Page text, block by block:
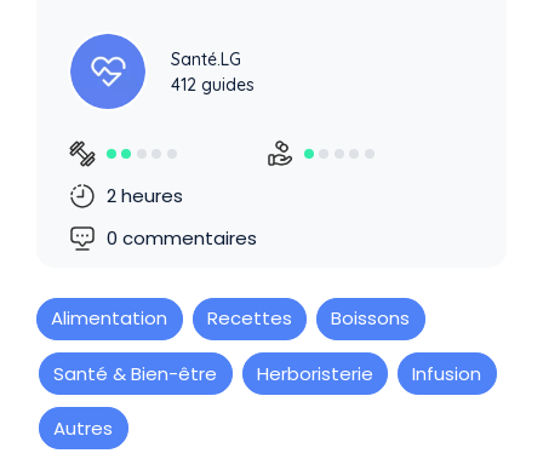
Santé.LG
412 guides
2 heures
0 commentaires
Alimentation Recettes Boissons
Santé & Bien-être Herboristerie Infusion
Autres